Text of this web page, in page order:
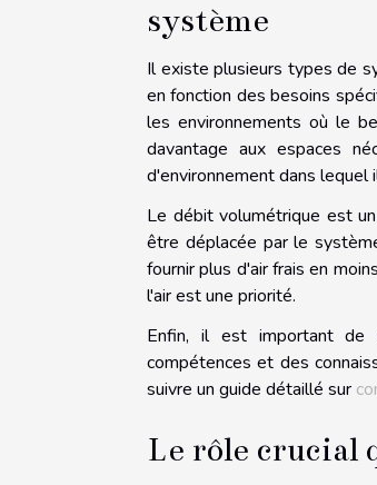
système
Il existe plusieurs types de
en fonction des besoins
les environnements où le
davantage aux espaces
d'environnement dans lequel
Le débit volumétrique est
être déplacée par le
fournir plus d'air frais en
l'air est une priorité.
Enfin, il est important de
compétences et des
suivre un guide détaillé sur
Le rôle crucial